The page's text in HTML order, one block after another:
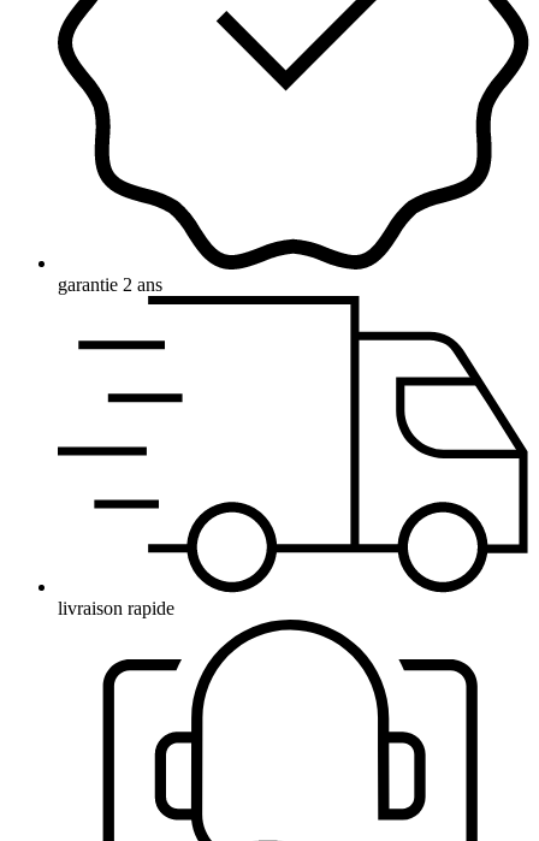
garantie 2 ans
livraison rapide